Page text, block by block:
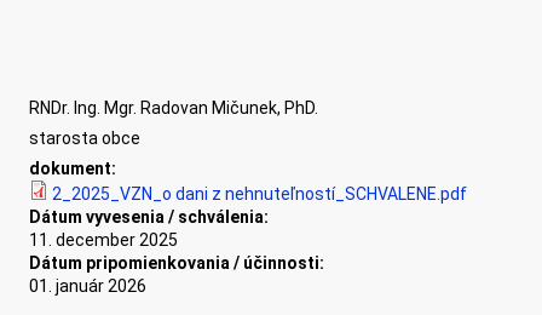
RNDr. Ing. Mgr. Radovan Mičunek, PhD.
starosta obce
dokument:
2_2025_VZN_o dani z nehnuteľností_SCHVALENE.pdf
Dátum vyvesenia / schválenia:
11. december 2025
Dátum pripomienkovania / účinnosti:
01. január 2026